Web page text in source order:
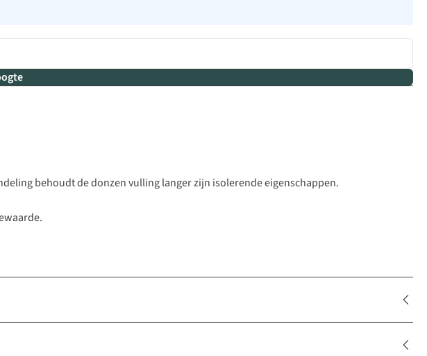
behoudt de donzen vulling langer zijn isolerende eigenschappen.